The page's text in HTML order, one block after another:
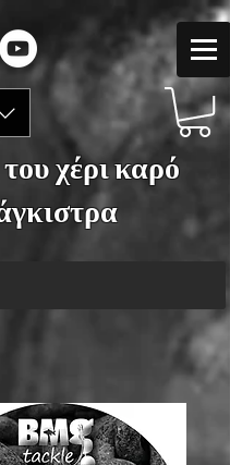
του χέρι καρό